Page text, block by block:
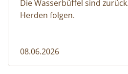
Die Wasserbüffel sind
Herden folgen.
08.06.2026